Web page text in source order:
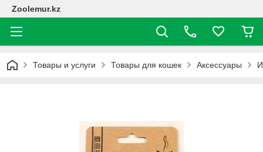
Zoolemur.kz
Товары и услуги Товары для кошек Аксессуары